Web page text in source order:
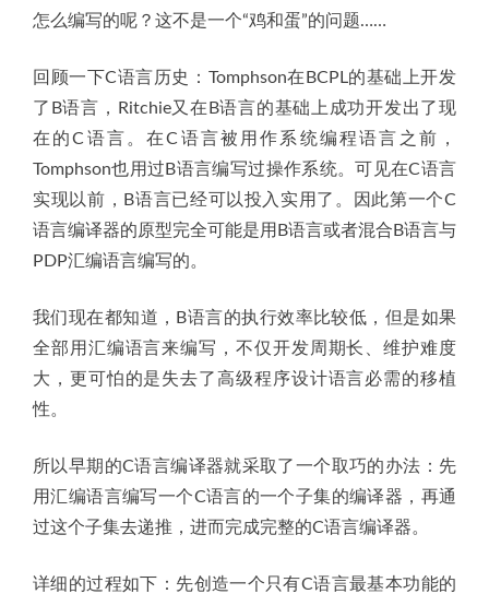
怎么编写的呢？这不是一个“鸡和蛋”的问题……
回顾一下C语言历史：Tomphson在BCPL的基础上开发
了B语言，Ritchie又在B语言的基础上成功开发出了现
在的C语言。在C语言被用作系统编程语言之前，
Tomphson也用过B语言编写过操作系统。可见在C语言
实现以前，B语言已经可以投入实用了。因此第一个C
语言编译器的原型完全可能是用B语言或者混合B语言与
PDP汇编语言编写的。
我们现在都知道，B语言的执行效率比较低，但是如果
全部用汇编语言来编写，不仅开发周期长、维护难度
大，更可怕的是失去了高级程序设计语言必需的移植
性。
所以早期的C语言编译器就采取了一个取巧的办法：先
用汇编语言编写一个C语言的一个子集的编译器，再通
过这个子集去递推，进而完成完整的C语言编译器。
详细的过程如下：先创造一个只有C语言最基本功能的